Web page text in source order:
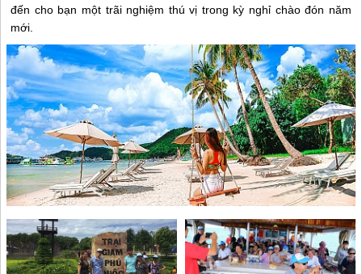
đến cho bạn một trãi nghiệm thú vị trong kỳ nghỉ chào đón năm
mới.